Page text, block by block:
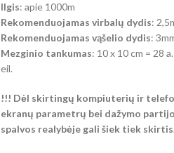
Ilgis: apie 1000m
Rekomenduojamas virbalų dydis:
Rekomenduojamas vąšelio dydis:
Mezginio tankumas: 10 x 10 cm = 28
eil.
!!! Dėl skirtingų kompiuterių ir
ekranų parametrų bei dažymo
spalvos realybėje gali šiek tiek